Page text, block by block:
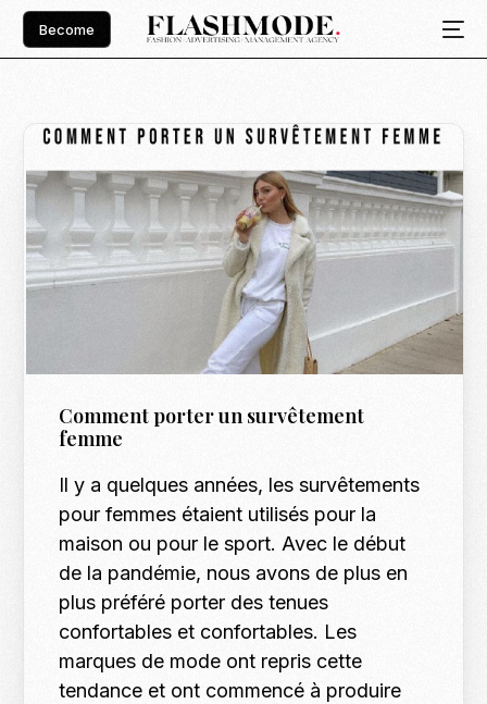
Become
Comment porter un survêtement
femme
Il y a quelques années, les survêtements
pour femmes étaient utilisés pour la
maison ou pour le sport. Avec le début
de la pandémie, nous avons de plus en
plus préféré porter des tenues
confortables et confortables. Les
marques de mode ont repris cette
tendance et ont commencé à produire